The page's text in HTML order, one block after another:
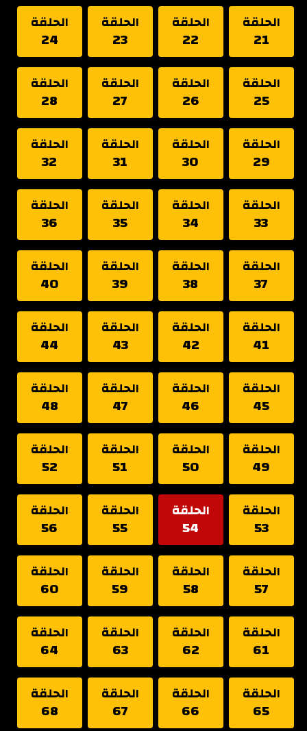
الحلقة
21
الحلقة
22
الحلقة
23
الحلقة
24
الحلقة
25
الحلقة
26
الحلقة
27
الحلقة
28
الحلقة
29
الحلقة
30
الحلقة
31
الحلقة
32
الحلقة
33
الحلقة
34
الحلقة
35
الحلقة
36
الحلقة
37
الحلقة
38
الحلقة
39
الحلقة
40
الحلقة
41
الحلقة
42
الحلقة
43
الحلقة
44
الحلقة
45
الحلقة
46
الحلقة
47
الحلقة
48
الحلقة
49
الحلقة
50
الحلقة
51
الحلقة
52
الحلقة
53
الحلقة
54
الحلقة
55
الحلقة
56
الحلقة
57
الحلقة
58
الحلقة
59
الحلقة
60
الحلقة
61
الحلقة
62
الحلقة
63
الحلقة
64
الحلقة
65
الحلقة
66
الحلقة
67
الحلقة
68